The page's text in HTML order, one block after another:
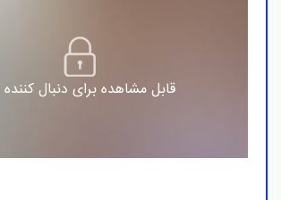
قابل مشاهده برای دنبال